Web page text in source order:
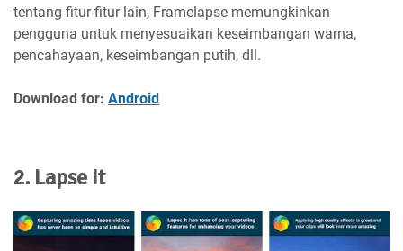
tentang fitur-fitur lain, Framelapse memungkinkan
pengguna untuk menyesuaikan keseimbangan warna,
pencahayaan, keseimbangan putih, dll.
Download for: Android
2. Lapse It